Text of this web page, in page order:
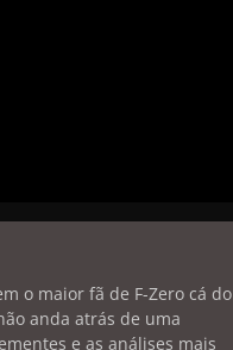
o maior fã de F-Zero cá do
anda atrás de uma
e as análises mais